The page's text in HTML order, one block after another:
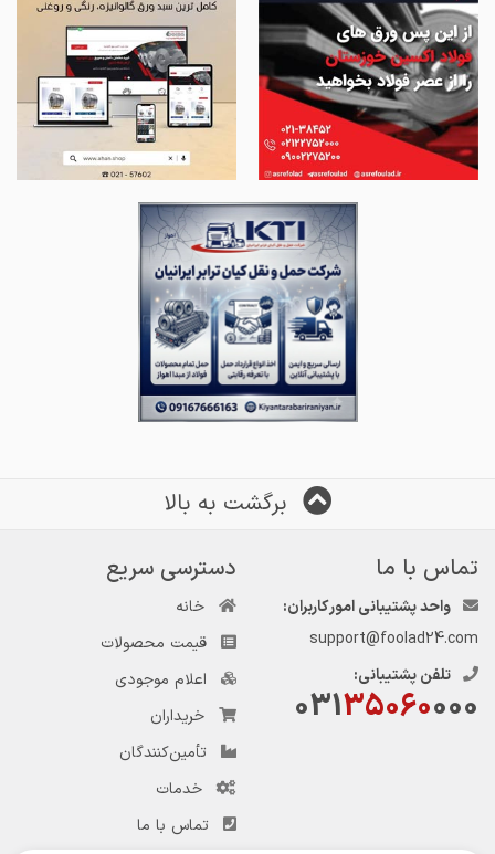
برگشت به بالا
تماس با ما
واحد پشتیبانی امور کاربران:
support@foolad24.com
تلفن پشتیبانی:
03135060000
دسترسی سریع
خانه
قیمت محصولات
اعلام موجودی
خریداران
تأمین‌کنندگان
خدمات
تماس با ما